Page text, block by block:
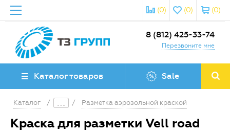
(0)
(0)
(0)
8 (812) 425-33-74
Перезвоните мне
Каталог товаров Sale
Каталог / / Разметка аэрозольной краской
Краска для разметки Vell road